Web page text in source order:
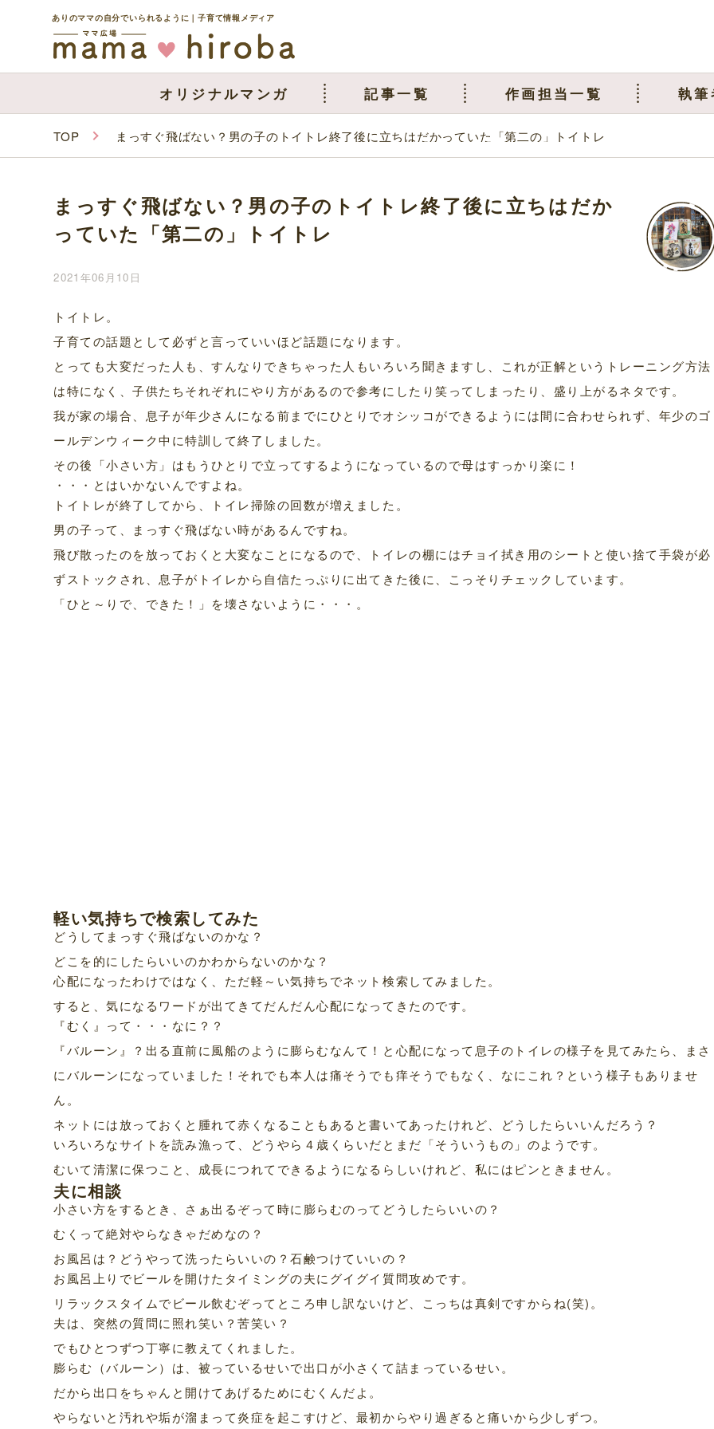
ありのママの自分でいられるように｜子育て情報メディア
オリジナルマンガ 記事一覧 作画担当一覧 執
TOP まっすぐ飛ばない？男の子のトイトレ終了後に立ちはだかっていた「第二の」トイトレ
まっすぐ飛ばない？男の子のトイトレ終了後に立ちはだか
っていた「第二の」トイトレ
2021年06月10日
トイトレ。
子育ての話題として必ずと言っていいほど話題になります。
とっても大変だった人も、すんなりできちゃった人もいろいろ聞きますし、これが正解というトレーニング方法
は特になく、子供たちそれぞれにやり方があるので参考にしたり笑ってしまったり、盛り上がるネタです。
我が家の場合、息子が年少さんになる前までにひとりでオシッコができるようには間に合わせられず、年少のゴ
ールデンウィーク中に特訓して終了しました。
その後「小さい方」はもうひとりで立ってするようになっているので母はすっかり楽に！
・・・とはいかないんですよね。
トイトレが終了してから、トイレ掃除の回数が増えました。
男の子って、まっすぐ飛ばない時があるんですね。
飛び散ったのを放っておくと大変なことになるので、トイレの棚にはチョイ拭き用のシートと使い捨て手袋が必
ずストックされ、息子がトイレから自信たっぷりに出てきた後に、こっそりチェックしています。
「ひと～りで、できた！」を壊さないように・・・。
軽い気持ちで検索してみた
どうしてまっすぐ飛ばないのかな？
どこを的にしたらいいのかわからないのかな？
心配になったわけではなく、ただ軽～い気持ちでネット検索してみました。
すると、気になるワードが出てきてだんだん心配になってきたのです。
『むく』って・・・なに？？
『バルーン』？出る直前に風船のように膨らむなんて！と心配になって息子のトイレの様子を見てみたら、まさ
にバルーンになっていました！それでも本人は痛そうでも痒そうでもなく、なにこれ？という様子もありませ
ん。
ネットには放っておくと腫れて赤くなることもあると書いてあったけれど、どうしたらいいんだろう？
いろいろなサイトを読み漁って、どうやら４歳くらいだとまだ「そういうもの」のようです。
むいて清潔に保つこと、成長につれてできるようになるらしいけれど、私にはピンときません。
夫に相談
小さい方をするとき、さぁ出るぞって時に膨らむのってどうしたらいいの？
むくって絶対やらなきゃだめなの？
お風呂は？どうやって洗ったらいいの？石鹸つけていいの？
お風呂上りでビールを開けたタイミングの夫にグイグイ質問攻めです。
リラックスタイムでビール飲むぞってところ申し訳ないけど、こっちは真剣ですからね(笑)。
夫は、突然の質問に照れ笑い？苦笑い？
でもひとつずつ丁寧に教えてくれました。
膨らむ（バルーン）は、被っているせいで出口が小さくて詰まっているせい。
だから出口をちゃんと開けてあげるためにむくんだよ。
やらないと汚れや垢が溜まって炎症を起こすけど、最初からやり過ぎると痛いから少しずつ。